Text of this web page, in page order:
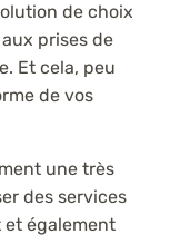
de choix
prises de
Et cela, peu
de vos
une très
des services
et également